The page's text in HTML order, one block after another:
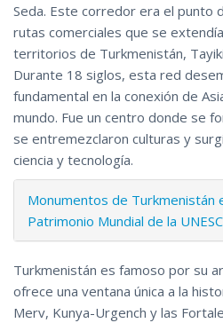
Seda. Este corredor era el punto
rutas comerciales que se
territorios de Turkmenistán,
Durante 18 siglos, esta red
fundamental en la conexión de
mundo. Fue un centro donde se
se entremezclaron culturas y
ciencia y tecnología.
Monumentos de Turkmenistán
Patrimonio Mundial de la
Turkmenistán es famoso por su
ofrece una ventana única a la
Merv, Kunya-Urgench y las